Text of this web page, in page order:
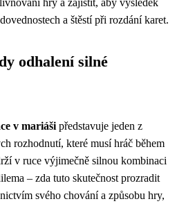
hry a zajistit, aby výsledek
a štěstí při rozdání karet.
odhalení silné
v mariáši představuje jeden z
rozhodnutí, které musí hráč během
v ruce výjimečně silnou kombinaci
– zda tuto skutečnost prozradit
svého chování a způsobu hry,